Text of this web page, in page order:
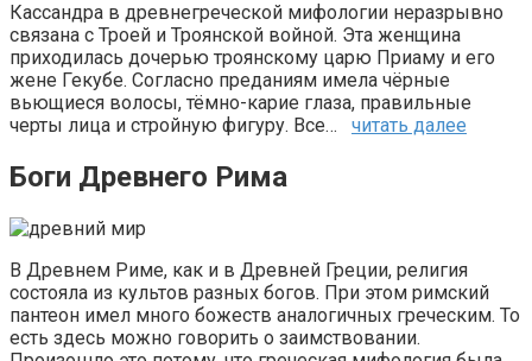
Кассандра в древнегреческой мифологии неразрывно
связана с Троей и Троянской войной. Эта женщина
приходилась дочерью троянскому царю Приаму и его
жене Гекубе. Согласно преданиям имела чёрные
вьющиеся волосы, тёмно-карие глаза, правильные
черты лица и стройную фигуру. Все… читать далее
Боги Древнего Рима
В Древнем Риме, как и в Древней Греции, религия
состояла из культов разных богов. При этом римский
пантеон имел много божеств аналогичных греческим. То
есть здесь можно говорить о заимствовании.